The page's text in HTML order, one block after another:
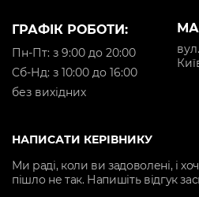
ГРАФІК РОБОТИ:
Пн-Пт: з 9:00 до 20:00
Cб-Нд: з 10:00 до 16:00
без вихідних
НАПИСАТИ КЕРІВНИКУ
Ми раді, коли ви задоволені, і
пішло не так. Напишіть відгук